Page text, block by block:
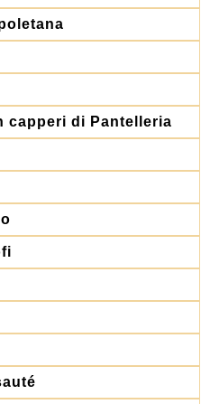
capperi di Pantelleria